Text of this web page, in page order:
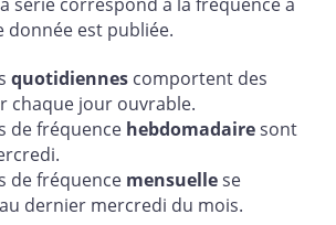
donnée est publiée.
quotidiennes comportent des
chaque jour ouvrable.
de fréquence hebdomadairesont
de fréquence mensuellese
dernier mercredi du mois.